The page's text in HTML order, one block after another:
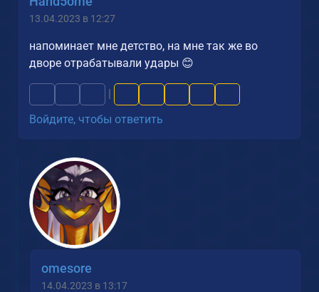
13.04.2023 в 12:27
напоминает мне детство, на мне так же во
дворе отрабатывали удары 😊
Войдите, чтобы ответить
omesore
14.04.2023 в 13:17